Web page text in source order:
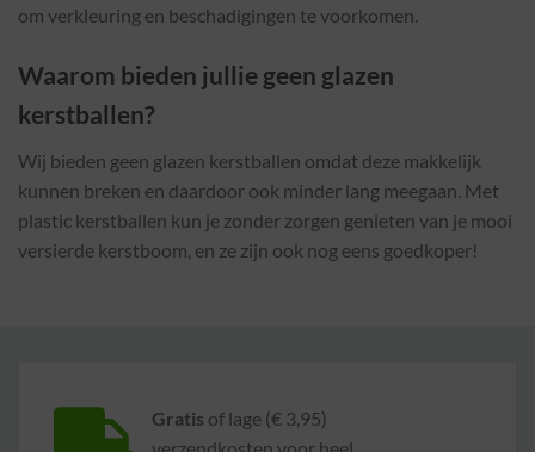
om verkleuring en beschadigingen te voorkomen.
Waarom bieden jullie geen glazen
kerstballen?
Wij bieden geen glazen kerstballen omdat deze makkelijk
kunnen breken en daardoor ook minder lang meegaan. Met
plastic kerstballen kun je zonder zorgen genieten van je mooi
versierde kerstboom, en ze zijn ook nog eens goedkoper!
Gratis of lage (€ 3,95)